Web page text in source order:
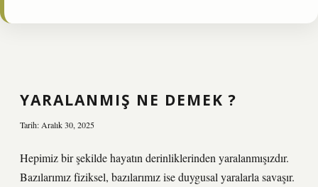
YARALANMIŞ NE DEMEK ?
Tarih: Aralık 30, 2025
Hepimiz bir şekilde hayatın derinliklerinden yaralanmışızdır.
Bazılarımız fiziksel, bazılarımız ise duygusal yaralarla savaşır.